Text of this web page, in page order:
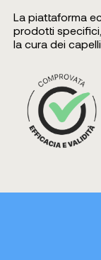
La piattaforma
prodotti
la cura dei capelli.